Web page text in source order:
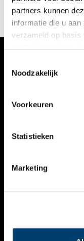
partners kunnen
informatie die u
verzameld op basis
Noodzakelijk
Voorkeuren
Statistieken
Marketing
onderduikers, tot ze
VERHALEN
KALENDER
THEMA’S
VIDEO’S
CONTACT